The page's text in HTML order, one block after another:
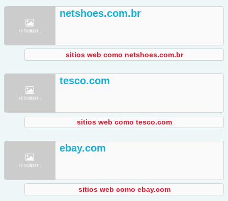
netshoes.com.br
sitios web como netshoes.com.br
tesco.com
sitios web como tesco.com
ebay.com
sitios web como ebay.com